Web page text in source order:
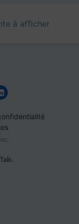
à afficher